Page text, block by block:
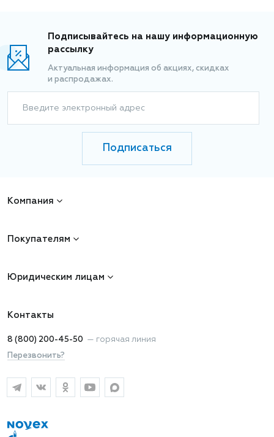
Подписывайтесь на нашу информационную
рассылку
Актуальная информация об акциях, скидках
и распродажах.
Введите электронный адрес
Подписаться
Компания
Покупателям
Юридическим лицам
Контакты
8 (800) 200-45-50 — горячая линия
Перезвонить?